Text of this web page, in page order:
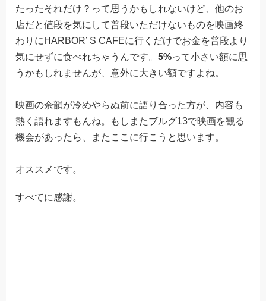
たったそれだけ？って思うかもしれないけど、他のお
店だと値段を気にして普段いただけないものを映画終
わりにHARBOR’ S CAFEに行くだけでお金を普段より
気にせずに食べれちゃうんです。5%って小さい額に思
うかもしれませんが、意外に大きい額ですよね。
映画の余韻が冷めやらぬ前に語り合った方が、内容も
熱く語れますもんね。もしまたブルグ13で映画を観る
機会があったら、またここに行こうと思います。
オススメです。
すべてに感謝。